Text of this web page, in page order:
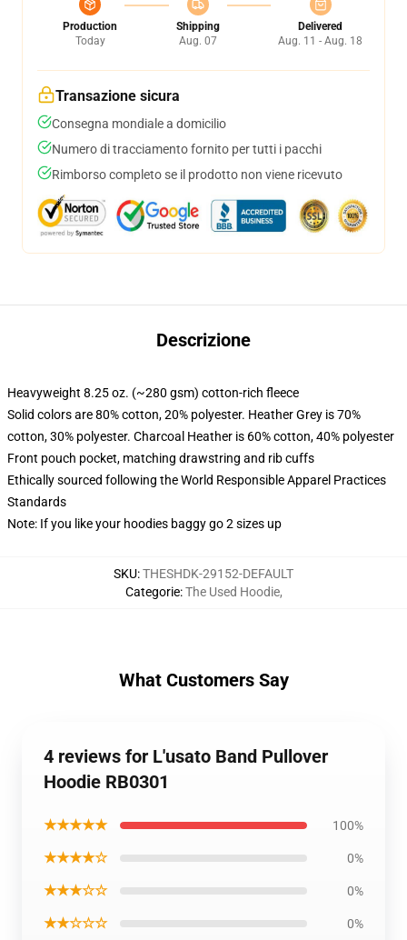
Production
Today
Shipping
Aug. 07
Delivered
Aug. 11 - Aug. 18
Transazione sicura
Consegna mondiale a domicilio
Numero di tracciamento fornito per tutti i pacchi
Rimborso completo se il prodotto non viene ricevuto
Descrizione
Heavyweight 8.25 oz. (~280 gsm) cotton-rich fleece
Solid colors are 80% cotton, 20% polyester. Heather Grey is 70%
cotton, 30% polyester. Charcoal Heather is 60% cotton, 40% polyester
Front pouch pocket, matching drawstring and rib cuffs
Ethically sourced following the World Responsible Apparel Practices
Standards
Note: If you like your hoodies baggy go 2 sizes up
SKU:THESHDK-29152-DEFAULT
Categorie:The Used Hoodie,
What Customers Say
4 reviews for L'usato Band Pullover
Hoodie RB0301
★★★★★ 100%
★★★★☆ 0%
★★★☆☆ 0%
★★☆☆☆ 0%